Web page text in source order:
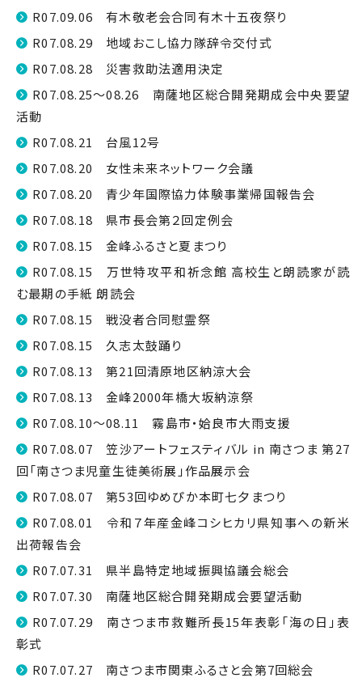
R07.09.06 有木敬老会合同有木十五夜祭り
R07.08.29 地域おこし協力隊辞令交付式
R07.08.28 災害救助法適用決定
R07.08.25～08.26 南薩地区総合開発期成会中央要望
活動
R07.08.21 台風12号
R07.08.20 女性未来ネットワーク会議
R07.08.20 青少年国際協力体験事業帰国報告会
R07.08.18 県市長会第２回定例会
R07.08.15 金峰ふるさと夏まつり
R07.08.15 万世特攻平和祈念館 高校生と朗読家が読
む最期の手紙 朗読会
R07.08.15 戦没者合同慰霊祭
R07.08.15 久志太鼓踊り
R07.08.13 第21回清原地区納涼大会
R07.08.13 金峰2000年橋大坂納涼祭
R07.08.10～08.11 霧島市・姶良市大雨支援
R07.08.07 笠沙アートフェスティバル in 南さつま 第27
回「南さつま児童生徒美術展」作品展示会
R07.08.07 第53回ゆめぴか本町七夕まつり
R07.08.01 令和７年産金峰コシヒカリ県知事への新米
出荷報告会
R07.07.31 県半島特定地域振興協議会総会
R07.07.30 南薩地区総合開発期成会要望活動
R07.07.29 南さつま市救難所長15年表彰「海の日」表
彰式
R07.07.27 南さつま市関東ふるさと会第7回総会